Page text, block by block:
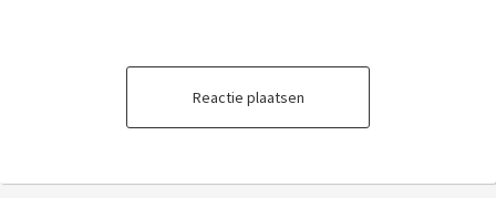
Reactie plaatsen